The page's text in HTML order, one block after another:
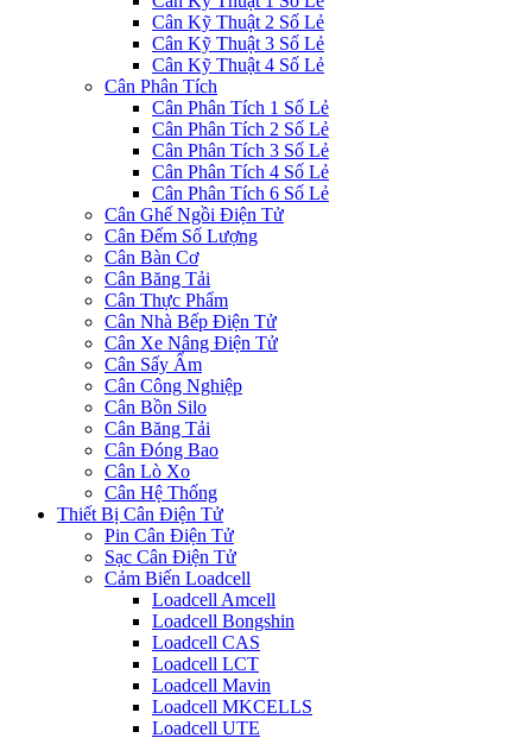
Cân Kỹ Thuật 2 Số Lẻ
Cân Kỹ Thuật 3 Số Lẻ
Cân Kỹ Thuật 4 Số Lẻ
Cân Phân Tích
Cân Phân Tích 1 Số Lẻ
Cân Phân Tích 2 Số Lẻ
Cân Phân Tích 3 Số Lẻ
Cân Phân Tích 4 Số Lẻ
Cân Phân Tích 6 Số Lẻ
Cân Ghế Ngồi Điện Tử
Cân Đếm Số Lượng
Cân Bàn Cơ
Cân Băng Tải
Cân Thực Phẩm
Cân Nhà Bếp Điện Tử
Cân Xe Nâng Điện Tử
Cân Sấy Ẩm
Cân Công Nghiệp
Cân Bồn Silo
Cân Băng Tải
Cân Đóng Bao
Cân Lò Xo
Cân Hệ Thống
Thiết Bị Cân Điện Tử
Pin Cân Điện Tử
Sạc Cân Điện Tử
Cảm Biến Loadcell
Loadcell Amcell
Loadcell Bongshin
Loadcell CAS
Loadcell LCT
Loadcell Mavin
Loadcell MKCELLS
Loadcell UTE